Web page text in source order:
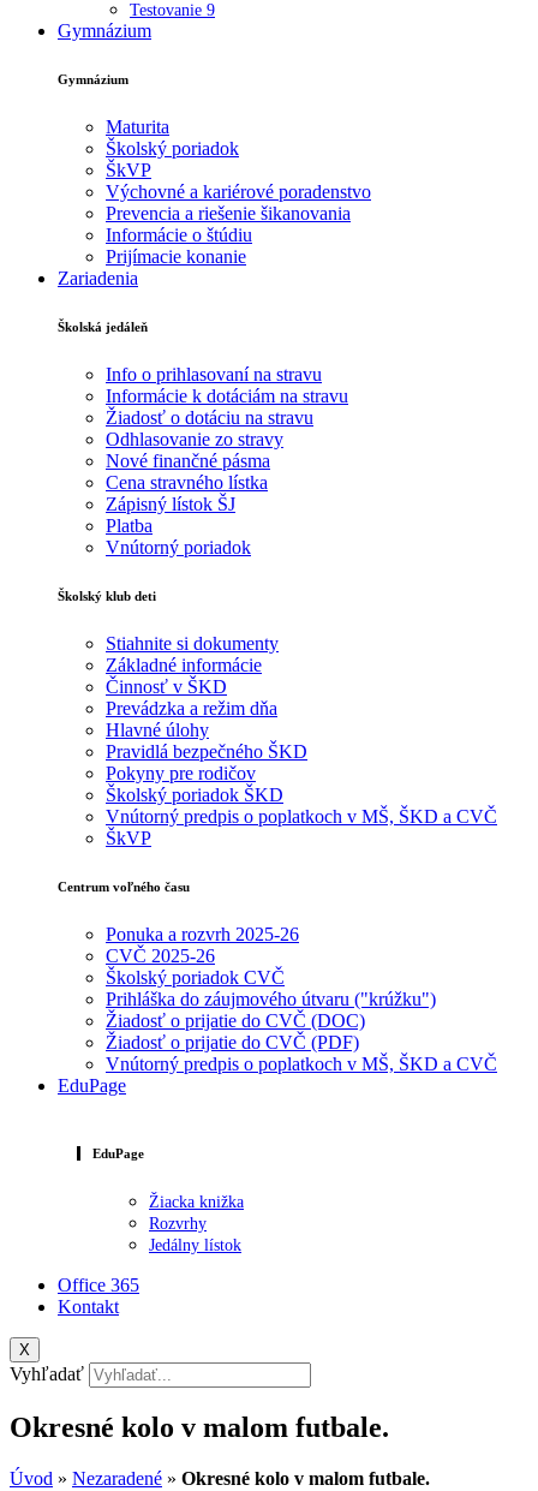
Testovanie 9
Gymnázium
Gymnázium
Maturita
Školský poriadok
ŠkVP
Výchovné a kariérové poradenstvo
Prevencia a riešenie šikanovania
Informácie o štúdiu
Prijímacie konanie
Zariadenia
Školská jedáleň
Info o prihlasovaní na stravu
Informácie k dotáciám na stravu
Žiadosť o dotáciu na stravu
Odhlasovanie zo stravy
Nové finančné pásma
Cena stravného lístka
Zápisný lístok ŠJ
Platba
Vnútorný poriadok
Školský klub deti
Stiahnite si dokumenty
Základné informácie
Činnosť v ŠKD
Prevádzka a režim dňa
Hlavné úlohy
Pravidlá bezpečného ŠKD
Pokyny pre rodičov
Školský poriadok ŠKD
Vnútorný predpis o poplatkoch v MŠ, ŠKD a CVČ
ŠkVP
Centrum voľného času
Ponuka a rozvrh 2025-26
CVČ 2025-26
Školský poriadok CVČ
Prihláška do záujmového útvaru ("krúžku")
Žiadosť o prijatie do CVČ (DOC)
Žiadosť o prijatie do CVČ (PDF)
Vnútorný predpis o poplatkoch v MŠ, ŠKD a CVČ
EduPage
EduPage
Žiacka knižka
Rozvrhy
Jedálny lístok
Office 365
Kontakt
X
Vyhľadať
Okresné kolo v malom futbale.
Úvod » Nezaradené » Okresné kolo v malom futbale.